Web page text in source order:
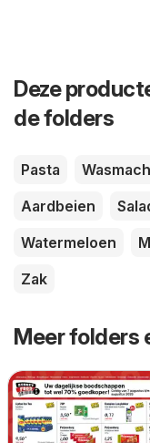
Deze
de folders
Pasta
Aardbeien
Watermeloen
Zak
Meer folders